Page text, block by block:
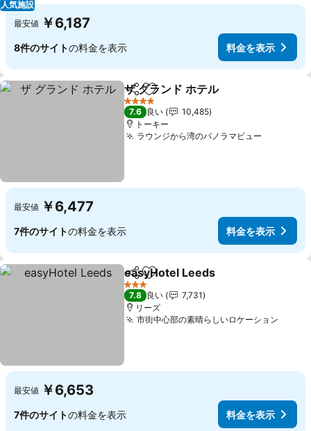
人気施設
最安値 ￥6,187
8件のサイトの料金を表示 料金を表示
シェアお気に入りに追加
ザ グランド ホテル
4 ホテルのランク
7.6 良い
10,485
トーキー
ラウンジから湾のパノラマビュー
最安値 ￥6,477
7件のサイトの料金を表示 料金を表示
シェアお気に入りに追加
easyHotel Leeds
3 ホテルのランク
7.8 良い
7,731
リーズ
市街中心部の素晴らしいロケーション
最安値 ￥6,653
7件のサイトの料金を表示 料金を表示